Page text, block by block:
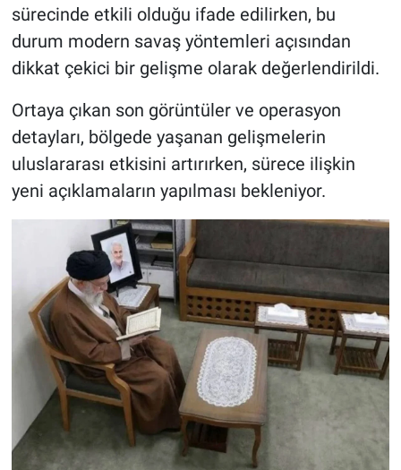
sürecinde etkili olduğu ifade edilirken, bu
durum modern savaş yöntemleri açısından
dikkat çekici bir gelişme olarak değerlendirildi.
Ortaya çıkan son görüntüler ve operasyon
detayları, bölgede yaşanan gelişmelerin
uluslararası etkisini artırırken, sürece ilişkin
yeni açıklamaların yapılması bekleniyor.